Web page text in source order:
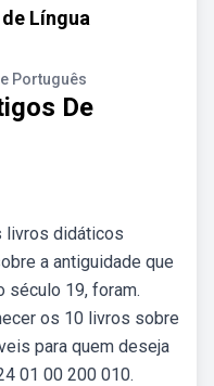
Língua
Português
De
livros didáticos
a antiguidade que
século 19, foram.
os 10 livros sobre
para quem deseja
01 00 200 010.